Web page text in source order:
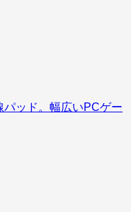
パッド。幅広いPCゲー